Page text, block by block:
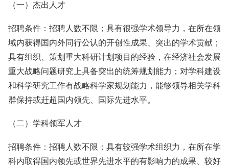
（一）杰出人才
招聘条件：招聘人数不限；具有很强学术领导力，在所在领
域内获得国内外同行公认的开创性成果、突出的学术贡献；
具有组织、策划重大科研计划项目的经验，在经济社会发展
重大战略问题研究上具备突出的统筹规划能力；对学科建设
和科学研究工作有战略科学家规划能力，能够领导相关学科
群保持或赶超国内领先、国际先进水平。
（二）学科领军人才
招聘条件：招聘人数不限；具有较强学术组织力，在所在学
科内取得国内领先或世界先进水平的有影响力的成果、较好